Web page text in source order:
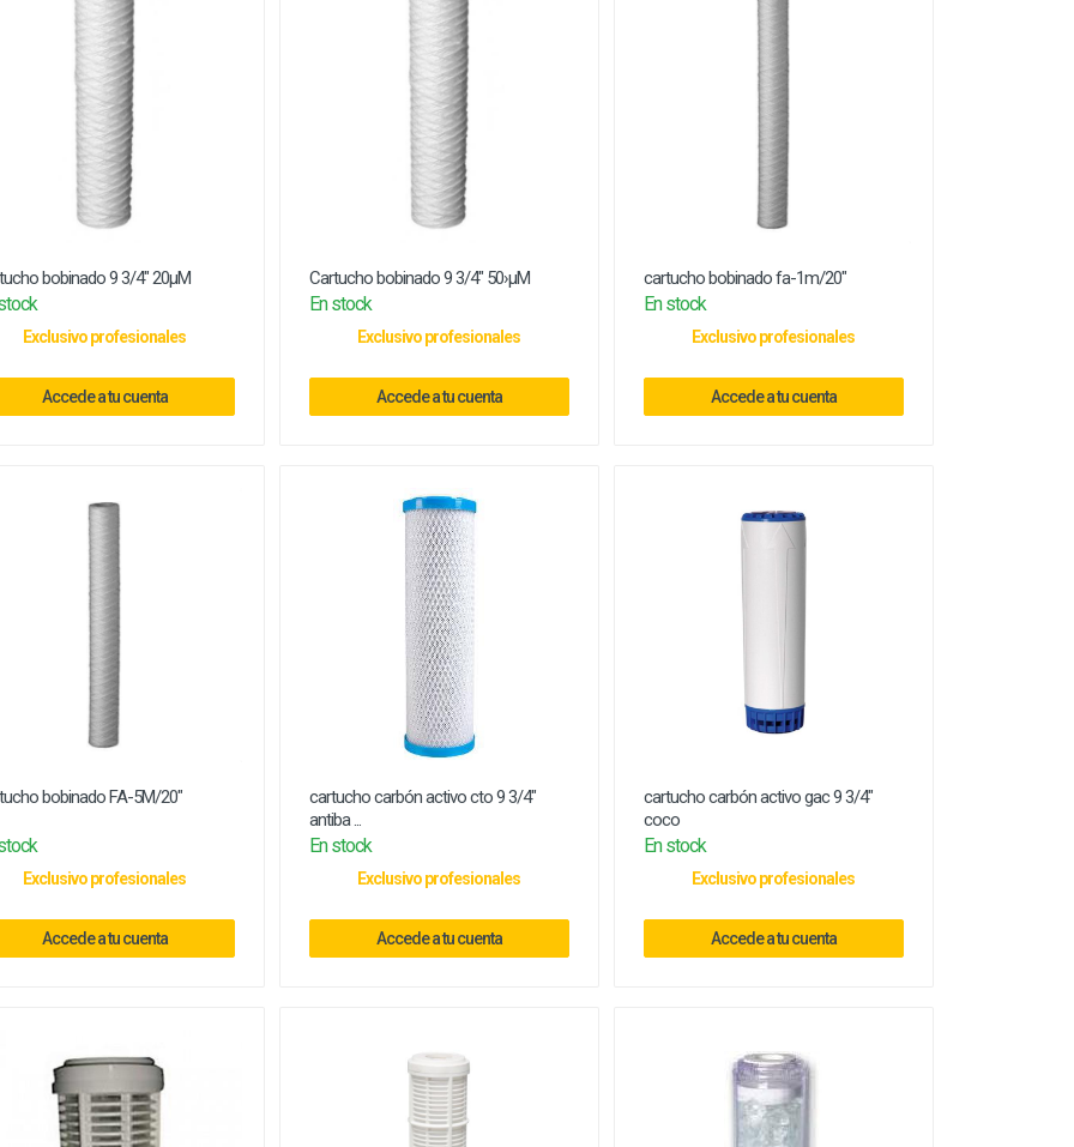
bobinado 9 3/4" 20µM
Exclusivo profesionales
Accede a tu cuenta
Cartucho bobinado 9 3/4" 50›µM
En stock
Exclusivo profesionales
Accede a tu cuenta
cartucho bobinado fa-1m/20"
En stock
Exclusivo profesionales
Accede a tu cuenta
bobinado FA-5M/20"
Exclusivo profesionales
Accede a tu cuenta
cartucho carbón activo cto 9 3/4"
antiba ...
En stock
Exclusivo profesionales
Accede a tu cuenta
cartucho carbón activo gac 9 3/4"
coco
En stock
Exclusivo profesionales
Accede a tu cuenta